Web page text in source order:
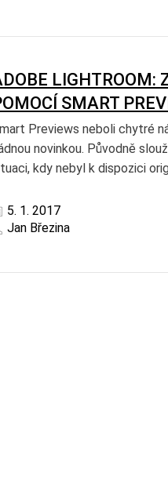
LIGHTROOM:
SMART
Previews neboli chytré
novinkou. Původně
kdy nebyl k dispozici
5. 1. 2017
Jan Březina